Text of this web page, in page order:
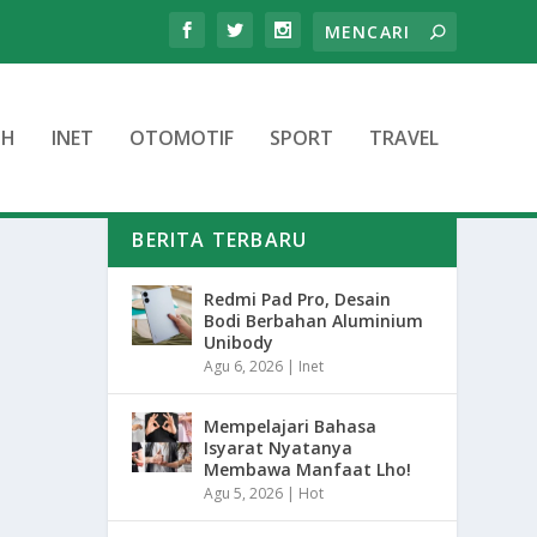
INET OTOMOTIF SPORT TRAVEL
BERITA TERBARU
Redmi Pad Pro, Desain
Bodi Berbahan Aluminium
Unibody
Agu 6, 2026 | Inet
Mempelajari Bahasa
Isyarat Nyatanya
Membawa Manfaat Lho!
Agu 5, 2026 | Hot